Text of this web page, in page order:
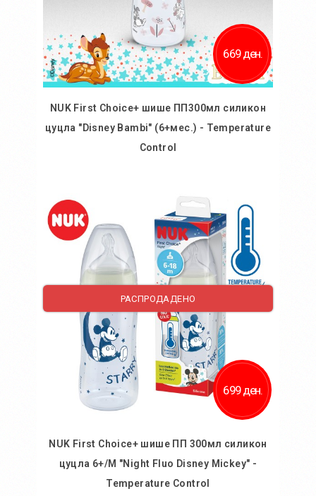
669 ден.
NUK First Choice+ шише ПП300мл силикон
цуцла "Disney Bambi" (6+мес.) - Temperature
Control
РАСПРОДАДЕНО
699 ден.
NUK First Choice+ шише ПП 300мл силикон
цуцла 6+/M "Night Fluo Disney Mickey" -
Temperature Control